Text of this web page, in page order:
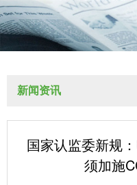
新闻资讯
国家认监委新规
须加施